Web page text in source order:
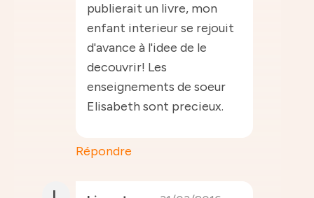
publierait un livre, mon
enfant interieur se rejouit
d'avance à l'idee de le
decouvrir! Les
enseignements de soeur
Elisabeth sont precieux.
Répondre